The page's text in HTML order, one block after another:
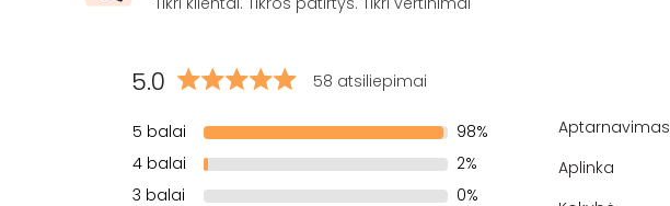
5.0 58 atsiliepimai
5 balai
98%
4 balai
2%
3 balai
0%
Aptarnavimas
Aplinka